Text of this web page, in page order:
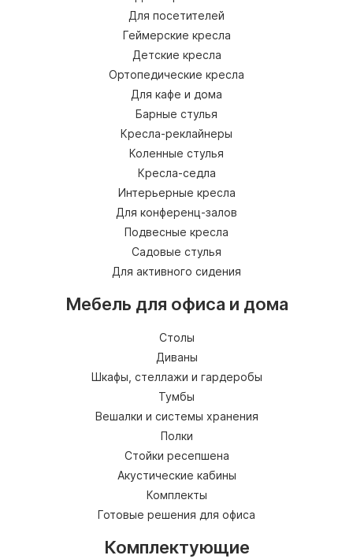
Для посетителей
Геймерские кресла
Детские кресла
Ортопедические кресла
Для кафе и дома
Барные стулья
Кресла-реклайнеры
Коленные стулья
Кресла-седла
Интерьерные кресла
Для конференц-залов
Подвесные кресла
Садовые стулья
Для активного сидения
Мебель для офиса и дома
Столы
Диваны
Шкафы, стеллажи и гардеробы
Тумбы
Вешалки и системы хранения
Полки
Стойки ресепшена
Акустические кабины
Комплекты
Готовые решения для офиса
Комплектующие